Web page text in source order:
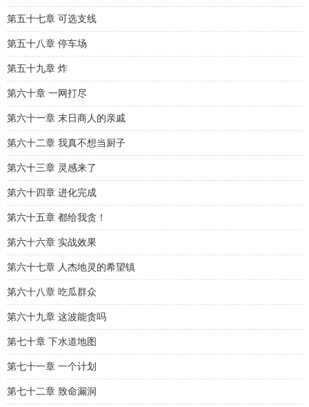
第五十七章 可选支线
第五十八章 停车场
第五十九章 炸
第六十章 一网打尽
第六十一章 末日商人的亲戚
第六十二章 我真不想当厨子
第六十三章 灵感来了
第六十四章 进化完成
第六十五章 都给我贪！
第六十六章 实战效果
第六十七章 人杰地灵的希望镇
第六十八章 吃瓜群众
第六十九章 这波能贪吗
第七十章 下水道地图
第七十一章 一个计划
第七十二章 致命漏洞